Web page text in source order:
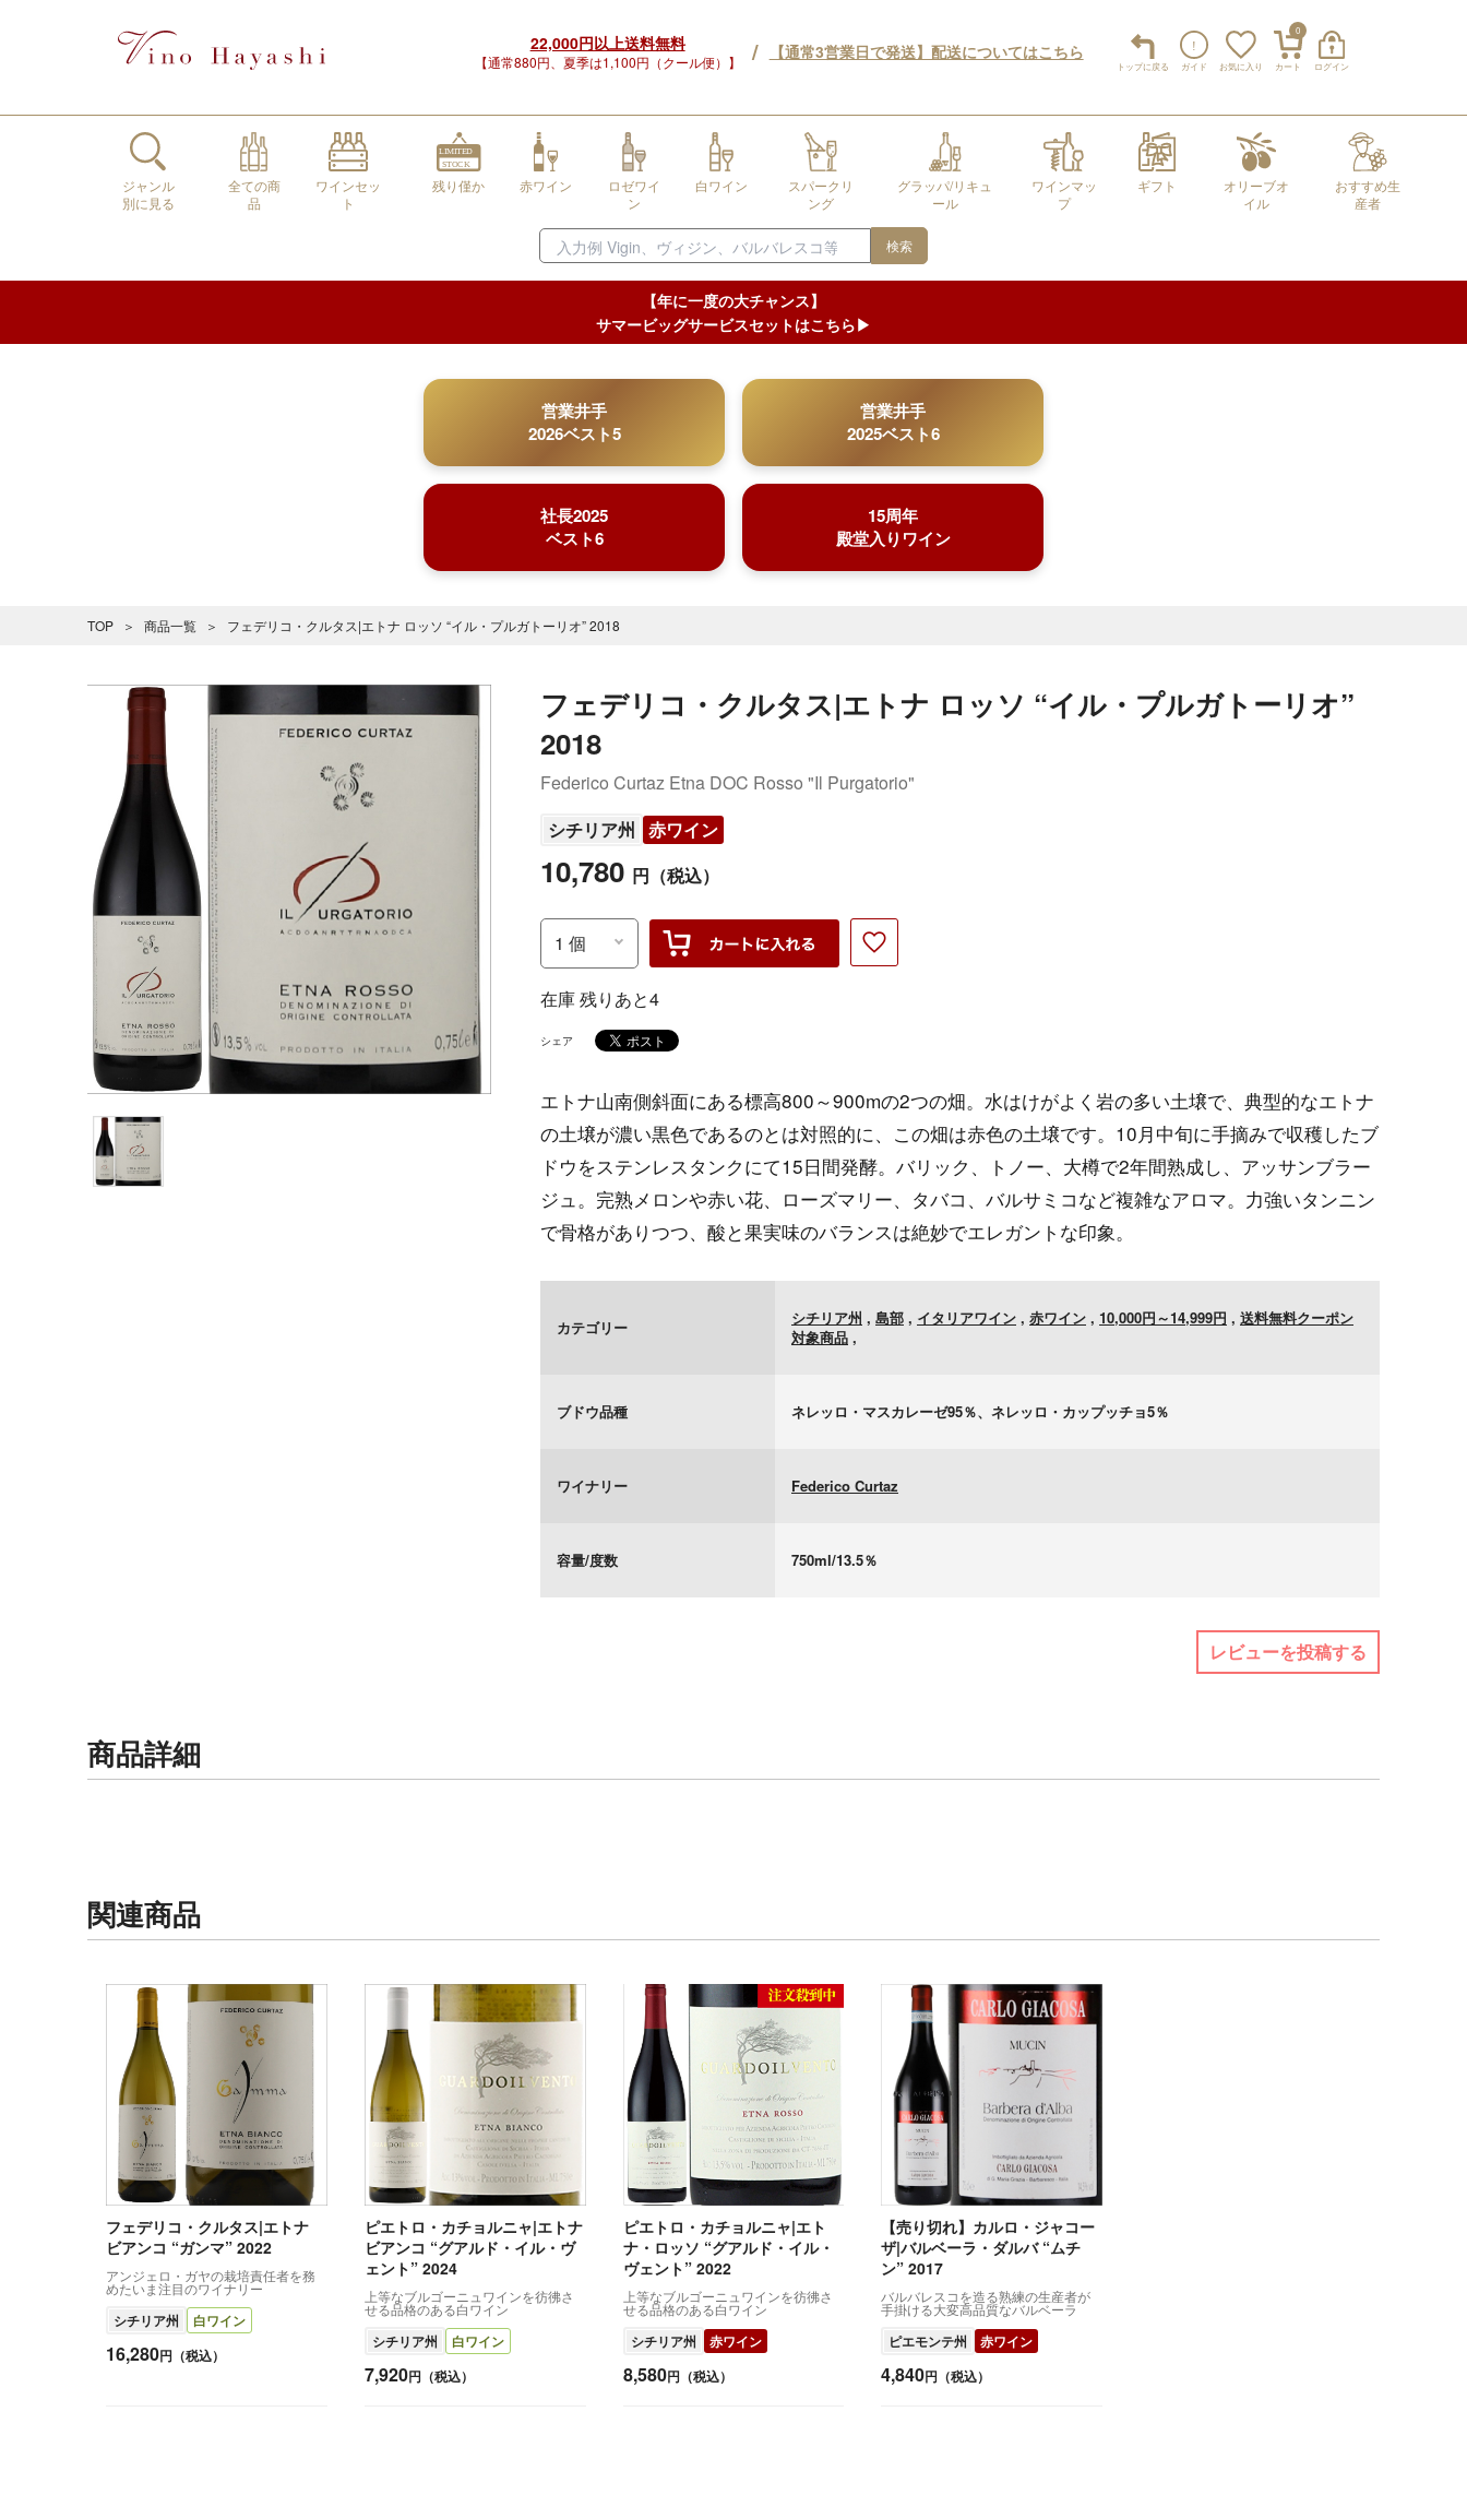
22,000円以上送料無料
【通常880円、夏季は1,100円（クール便）】 / 【通常3営業日で発送】配送についてはこちら
トップに戻る ガイド お気に入り
0
カート ログイン
ジャンル
別に見る
全ての商
品
ワインセッ
ト
残り僅か 赤ワイン
ロゼワイ
ン
白ワイン
スパークリ
ング
グラッパ/リキュ
ール
ワインマッ
プ
ギフト
オリーブオ
イル
おすすめ生
産者
検索
【年に一度の大チャンス】
サマービッグサービスセットはこちら▶︎
営業井手
2026ベスト5
営業井手
2025ベスト6
社長2025
ベスト6
15周年
殿堂入りワイン
TOP 商品一覧 フェデリコ・クルタス|エトナ ロッソ “イル・プルガトーリオ” 2018
フェデリコ・クルタス|エトナ ロッソ “イル・プルガトーリオ”
2018
Federico Curtaz Etna DOC Rosso "Il Purgatorio"
シチリア州 赤ワイン
10,780 円 （税込）
在庫 残りあと4
シェア
エトナ山南側斜面にある標高800～900mの2つの畑。水はけがよく岩の多い土壌で、典型的なエトナ
の土壌が濃い黒色であるのとは対照的に、この畑は赤色の土壌です。10月中旬に手摘みで収穫したブ
ドウをステンレスタンクにて15日間発酵。バリック、トノー、大樽で2年間熟成し、アッサンブラー
ジュ。完熟メロンや赤い花、ローズマリー、タバコ、バルサミコなど複雑なアロマ。力強いタンニン
で骨格がありつつ、酸と果実味のバランスは絶妙でエレガントな印象。
カテゴリー シチリア州 , 島部 , イタリアワイン , 赤ワイン , 10,000円～14,999円 , 送料無料クーポン
対象商品 ,
ブドウ品種 ネレッロ・マスカレーゼ95％、ネレッロ・カップッチョ5％
ワイナリー Federico Curtaz
容量/度数 750ml/13.5％
レビューを投稿する
商品詳細
関連商品
フェデリコ・クルタス|エトナ
ビアンコ “ガンマ” 2022
アンジェロ・ガヤの栽培責任者を務
めたいま注目のワイナリー
シチリア州 白ワイン
16,280円（税込）
ピエトロ・カチョルニャ|エトナ
ビアンコ “グアルド・イル・ヴ
ェント” 2024
上等なブルゴーニュワインを彷彿さ
せる品格のある白ワイン
シチリア州 白ワイン
7,920円（税込）
ピエトロ・カチョルニャ|エト
ナ・ロッソ “グアルド・イル・
ヴェント” 2022
上等なブルゴーニュワインを彷彿さ
せる品格のある白ワイン
シチリア州 赤ワイン
8,580円（税込）
【売り切れ】カルロ・ジャコー
ザ|バルベーラ・ダルバ “ムチ
ン” 2017
バルバレスコを造る熟練の生産者が
手掛ける大変高品質なバルベーラ
ピエモンテ州 赤ワイン
4,840円（税込）